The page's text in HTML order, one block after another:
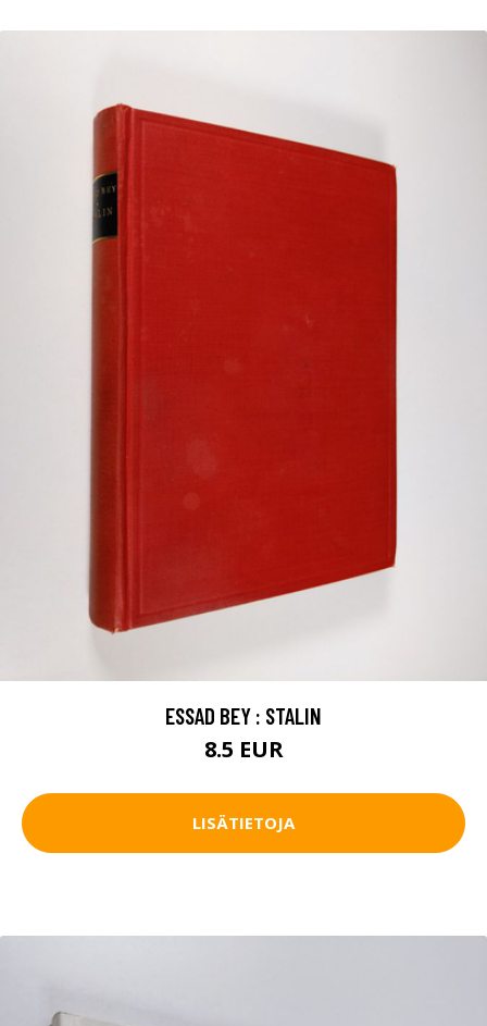
ESSAD BEY : STALIN
8.5 EUR
LISÄTIETOJA